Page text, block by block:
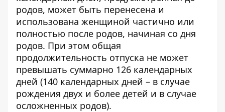
родов, может быть перенесена и
использована женщиной частично или
полностью после родов, начиная со дня
родов. При этом общая
продолжительность отпуска не может
превышать суммарно 126 календарных
дней (140 календарных дней – в случае
рождения двух и более детей и в случае
осложненных родов).